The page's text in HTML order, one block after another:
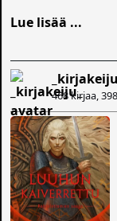
Lue lisää ...
_kirjakeiju_
468 kirjaa,